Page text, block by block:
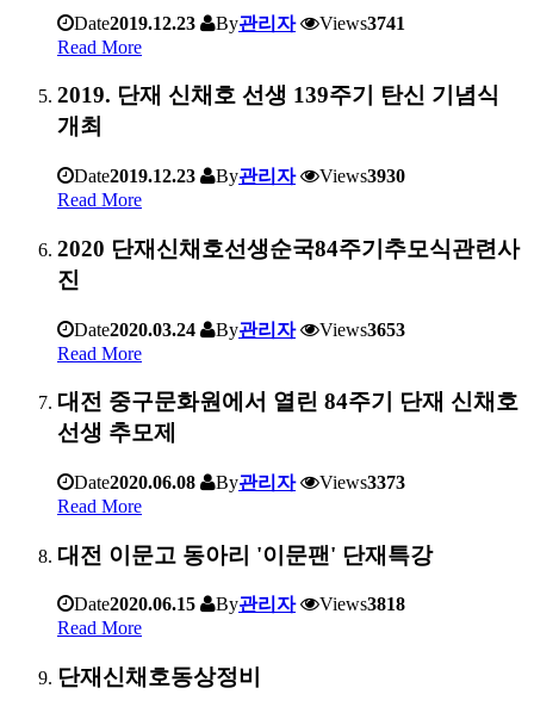
Date2019.12.23 By관리자 Views3741
Read More
2019. 단재 신채호 선생 139주기 탄신 기념식
개최
Date2019.12.23 By관리자 Views3930
Read More
2020 단재신채호선생순국84주기추모식관련사
진
Date2020.03.24 By관리자 Views3653
Read More
대전 중구문화원에서 열린 84주기 단재 신채호
선생 추모제
Date2020.06.08 By관리자 Views3373
Read More
대전 이문고 동아리 '이문팬' 단재특강
Date2020.06.15 By관리자 Views3818
Read More
단재신채호동상정비